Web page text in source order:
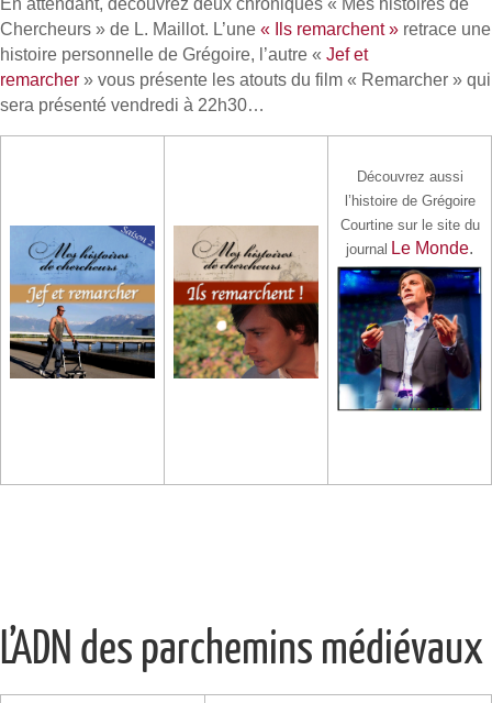
En attendant, découvrez deux chroniques « Mes histoires de
Chercheurs » de L. Maillot. L’une « Ils remarchent » retrace une
histoire personnelle de Grégoire, l’autre « Jef et
remarcher » vous présente les atouts du film « Remarcher » qui
sera présenté vendredi à 22h30…
Découvrez aussi
l’histoire de Grégoire
Courtine sur le site du
journal Le Monde.
L’ADN des parchemins médiévaux